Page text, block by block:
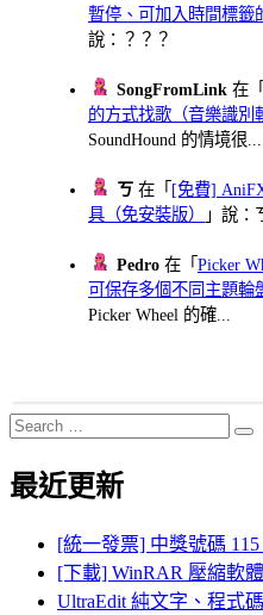
暫停、可加入時間標籤
說：？？？
SongFromLink 在「
的方式找歌（音樂識別
SoundHound 的情境很...
ㄎ 在「 [免費]
具（免安裝版）
」說：
Pedro 在「Picker
可保存多個不同主題輪
Picker Wheel 的確...
Search
for:
最近更新
[統一發票] 中獎號碼 115
[下載] WinRAR 壓縮軟
UltraEdit 純文字、程式